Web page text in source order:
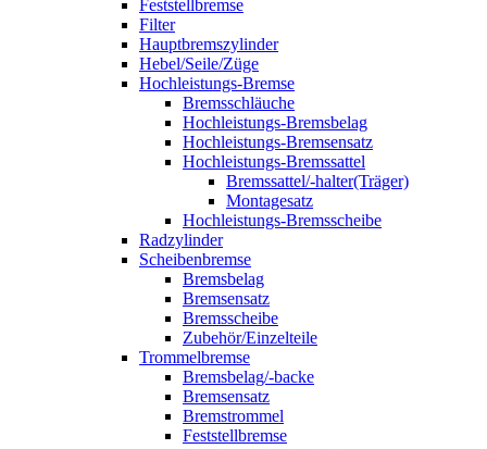
Feststellbremse
Filter
Hauptbremszylinder
Hebel/Seile/Züge
Hochleistungs-Bremse
Bremsschläuche
Hochleistungs-Bremsbelag
Hochleistungs-Bremsensatz
Hochleistungs-Bremssattel
Bremssattel/-halter(Träger)
Montagesatz
Hochleistungs-Bremsscheibe
Radzylinder
Scheibenbremse
Bremsbelag
Bremsensatz
Bremsscheibe
Zubehör/Einzelteile
Trommelbremse
Bremsbelag/-backe
Bremsensatz
Bremstrommel
Feststellbremse